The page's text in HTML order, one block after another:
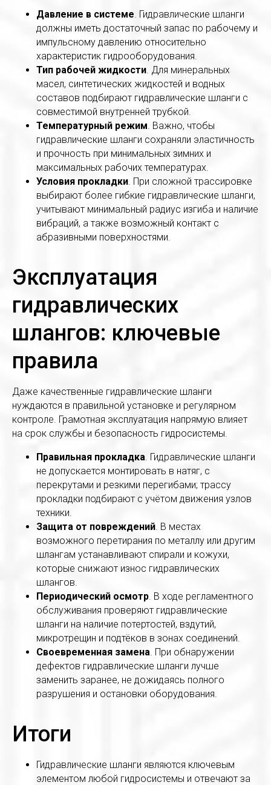
Давление в системе. Гидравлические шланги
должны иметь достаточный запас по рабочему и
импульсному давлению относительно
характеристик гидрооборудования.
Тип рабочей жидкости. Для минеральных
масел, синтетических жидкостей и водных
составов подбирают гидравлические шланги с
совместимой внутренней трубкой.
Температурный режим. Важно, чтобы
гидравлические шланги сохраняли эластичность
и прочность при минимальных зимних и
максимальных рабочих температурах.
Условия прокладки. При сложной трассировке
выбирают более гибкие гидравлические шланги,
учитывают минимальный радиус изгиба и наличие
вибраций, а также возможный контакт с
абразивными поверхностями.
Эксплуатация
гидравлических
шлангов: ключевые
правила
Даже качественные гидравлические шланги
нуждаются в правильной установке и регулярном
контроле. Грамотная эксплуатация напрямую влияет
на срок службы и безопасность гидросистемы.
Правильная прокладка. Гидравлические шланги
не допускается монтировать в натяг, с
перекрутами и резкими перегибами; трассу
прокладки подбирают с учётом движения узлов
техники.
Защита от повреждений. В местах
возможного перетирания по металлу или другим
шлангам устанавливают спирали и кожухи,
которые снижают износ гидравлических
шлангов.
Периодический осмотр. В ходе регламентного
обслуживания проверяют гидравлические
шланги на наличие потертостей, вздутий,
микротрещин и подтёков в зонах соединений.
Своевременная замена. При обнаружении
дефектов гидравлические шланги лучше
заменить заранее, не дожидаясь полного
разрушения и остановки оборудования.
Итоги
Гидравлические шланги являются ключевым
элементом любой гидросистемы и отвечают за